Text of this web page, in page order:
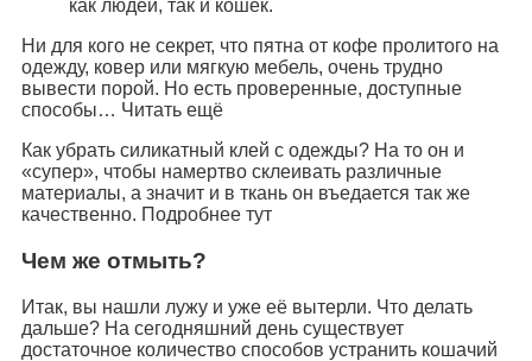
как людей, так и кошек.
Ни для кого не секрет, что пятна от кофе пролитого на
одежду, ковер или мягкую мебель, очень трудно
вывести порой. Но есть проверенные, доступные
способы… Читать ещё
Как убрать силикатный клей с одежды? На то он и
«супер», чтобы намертво склеивать различные
материалы, а значит и в ткань он въедается так же
качественно. Подробнее тут
Чем же отмыть?
Итак, вы нашли лужу и уже её вытерли. Что делать
дальше? На сегодняшний день существует
достаточное количество способов устранить кошачий